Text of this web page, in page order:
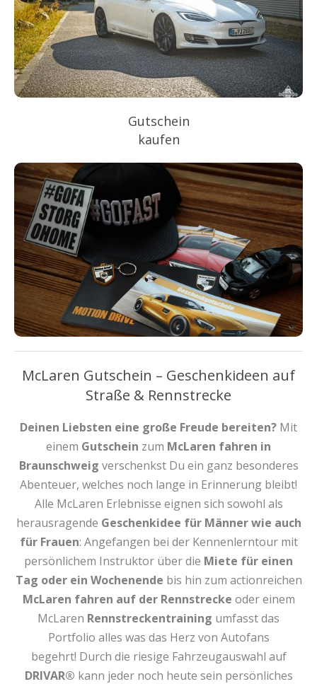
Gutschein
kaufen
McLaren Gutschein – Geschenkideen auf
Straße & Rennstrecke
Deinen Liebsten eine große Freude bereiten? Mit
einem Gutschein zum McLaren fahren in
Braunschweig verschenkst Du ein ganz besonderes
Abenteuer, welches noch lange in Erinnerung bleibt!
Alle McLaren Erlebnisse eignen sich sowohl als
herausragende Geschenkidee für Männer wie auch
für Frauen: Angefangen bei der Kennenlerntour mit
persönlichem Instruktor über die Miete für einen
Tag oder ein Wochenende bis hin zum actionreichen
McLaren fahren auf der Rennstrecke oder einem
McLaren Rennstreckentraining umfasst das
Portfolio alles was das Herz von Autofans
begehrt! Durch die riesige Fahrzeugauswahl auf
DRIVAR® kann jeder noch heute sein persönliches